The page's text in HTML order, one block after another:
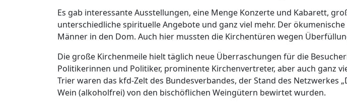
Es gab interessante Ausstellungen, eine Menge Konzerte und Kabarett,
unterschiedliche spirituelle Angebote und ganz viel mehr. Der
Männer in den Dom. Auch hier mussten die Kirchentüren wegen
Die große Kirchenmeile hielt täglich neue Überraschungen für die
Politikerinnen und Politiker, prominente Kirchenvertreter, aber auch ganz
Trier waren das kfd-Zelt des Bundesverbandes, der Stand des Netzwerkes
Wein (alkoholfrei) von den bischöflichen Weingütern bewirtet wurden.